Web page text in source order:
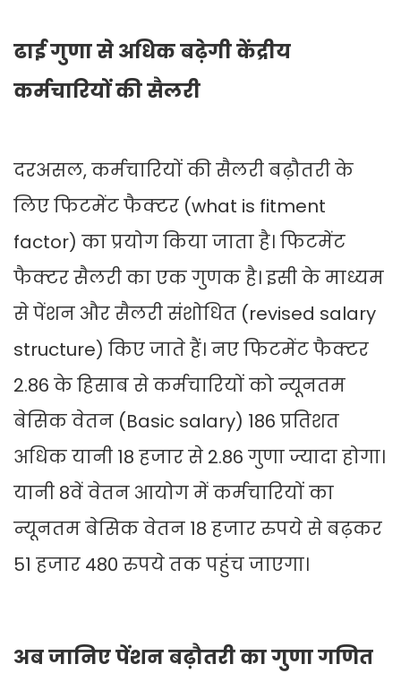
ढाई गुणा से अधिक बढ़ेगी केंद्रीय
कर्मचारियों की सैलरी
दरअसल, कर्मचारियों की सैलरी बढ़ौतरी के
लिए फिटमेंट फैक्टर (what is fitment
factor) का प्रयोग किया जाता है। फिटमेंट
फैक्टर सैलरी का एक गुणक है। इसी के माध्यम
से पेंशन और सैलरी संशोधित (revised salary
structure) किए जाते हैं। नए फिटमेंट फैक्टर
2.86 के हिसाब से कर्मचारियों को न्यूनतम
बेसिक वेतन (Basic salary) 186 प्रतिशत
अधिक यानी 18 हजार से 2.86 गुणा ज्यादा होगा।
यानी 8वें वेतन आयोग में कर्मचारियों का
न्यूनतम बेसिक वेतन 18 हजार रुपये से बढ़कर
51 हजार 480 रुपये तक पहुंच जाएगा।
अब जानिए पेंशन बढ़ौतरी का गुणा गणित